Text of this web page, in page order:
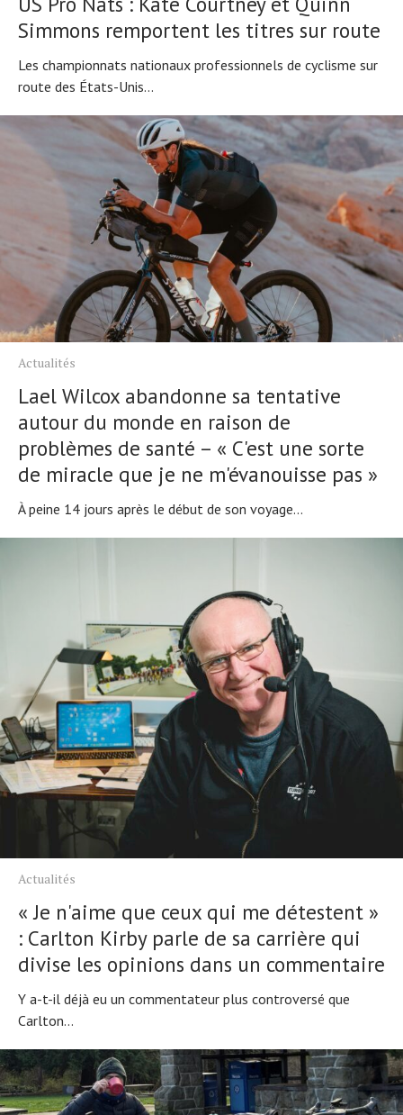
Simmons remportent les titres sur route
Les championnats nationaux professionnels de cyclisme sur
route des États-Unis...
Actualités
Lael Wilcox abandonne sa tentative
autour du monde en raison de
problèmes de santé – « C'est une sorte
de miracle que je ne m'évanouisse pas »
À peine 14 jours après le début de son voyage...
Actualités
« Je n'aime que ceux qui me détestent »
: Carlton Kirby parle de sa carrière qui
divise les opinions dans un commentaire
Y a-t-il déjà eu un commentateur plus controversé que
Carlton...